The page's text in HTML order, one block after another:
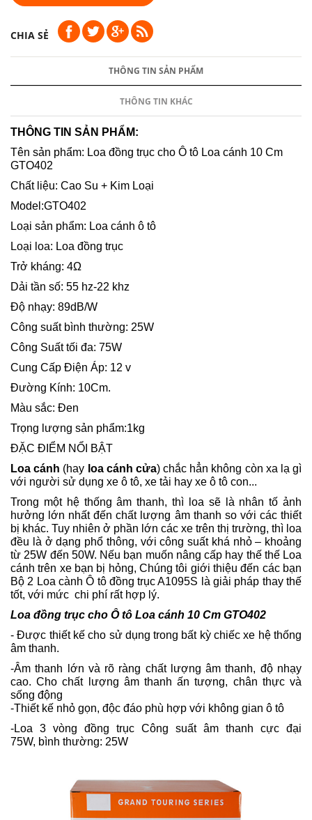
CHIA SẺ
THÔNG TIN SẢN PHẨM
THÔNG TIN KHÁC
THÔNG TIN SẢN PHẨM:
Tên sản phẩm: Loa đồng trục cho Ô tô Loa cánh 10 Cm
GTO402
Chất liệu: Cao Su + Kim Loại
Model:GTO402
Loại sản phẩm: Loa cánh ô tô
Loại loa: Loa đồng trục
Trở kháng: 4Ω
Dải tần số: 55 hz-22 khz
Độ nhạy: 89dB/W
Công suất bình thường: 25W
Công Suất tối đa: 75W
Cung Cấp Điện Áp: 12 v
Đường Kính: 10Cm.
Màu sắc: Đen
Trọng lượng sản phẩm:1kg
ĐẶC ĐIỂM NỔI BẬT
Loa cánh (hay loa cánh cửa) chắc hẳn không còn xa lạ gì
với người sử dụng xe ô tô, xe tải hay xe ô tô con...
Trong một hệ thống âm thanh, thì loa sẽ là nhân tố ảnh
hưởng lớn nhất đến chất lượng âm thanh so với các thiết
bị khác. Tuy nhiên ở phần lớn các xe trên thị trường, thì loa
đều là ở dạng phổ thông, với công suất khá nhỏ – khoảng
từ 25W đến 50W. Nếu bạn muốn nâng cấp hay thế thế Loa
cánh trên xe bạn bị hỏng, Chúng tôi giới thiệu đến các bạn
Bộ 2 Loa cành Ô tô đồng trục A1095S là giải pháp thay thế
tốt, với mức chi phí rất hợp lý.
Loa đồng trục cho Ô tô Loa cánh 10 Cm GTO402
- Được thiết kế cho sử dụng trong bất kỳ chiếc xe hệ thống
âm thanh.
-Âm thanh lớn và rõ ràng chất lượng âm thanh, độ nhạy
cao.Cho chất lượng âm thanh ấn tượng, chân thực và
sống động
-Thiết kế nhỏ gọn, độc đáo phù hợp với không gian ô tô
-Loa 3 vòng đồng trục Công suất âm thanh cực đại
75W, bình thường: 25W